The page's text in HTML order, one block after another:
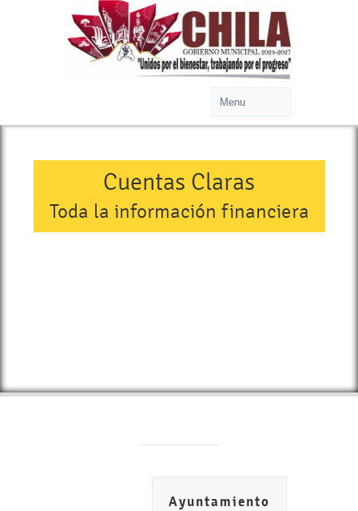
Cuentas Claras
Toda la información financiera
Ayuntamiento